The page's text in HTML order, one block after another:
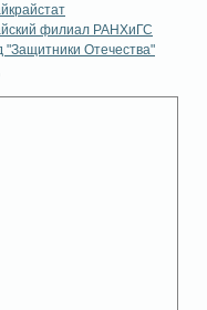
филиал РАНХиГС
"Защитники Отечества"